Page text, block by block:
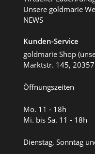
Unsere goldmarie
NEWS
Kunden-Service
goldmarie Shop
Marktstr. 145,
Öffnungszeiten
Mo. 11 - 18h
Mi. bis Sa. 11 - 18h
Dienstag, Sonntag